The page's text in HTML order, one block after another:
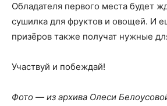
Обладателя первого места будет
сушилка для фруктов и овощей. И
призёров также получат нужные
Участвуй и побеждай!
Фото — из архива Олеси